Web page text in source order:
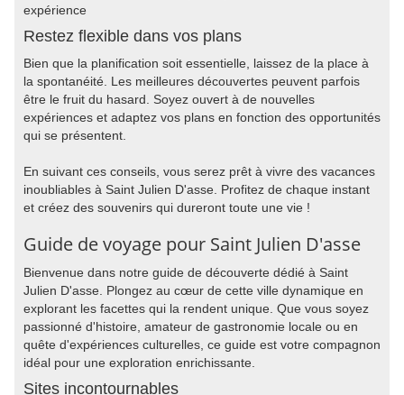
expérience
Restez flexible dans vos plans
Bien que la planification soit essentielle, laissez de la place à
la spontanéité. Les meilleures découvertes peuvent parfois
être le fruit du hasard. Soyez ouvert à de nouvelles
expériences et adaptez vos plans en fonction des opportunités
qui se présentent.
En suivant ces conseils, vous serez prêt à vivre des vacances
inoubliables à Saint Julien D'asse. Profitez de chaque instant
et créez des souvenirs qui dureront toute une vie !
Guide de voyage pour Saint Julien D'asse
Bienvenue dans notre guide de découverte dédié à Saint
Julien D'asse. Plongez au cœur de cette ville dynamique en
explorant les facettes qui la rendent unique. Que vous soyez
passionné d'histoire, amateur de gastronomie locale ou en
quête d'expériences culturelles, ce guide est votre compagnon
idéal pour une exploration enrichissante.
Sites incontournables